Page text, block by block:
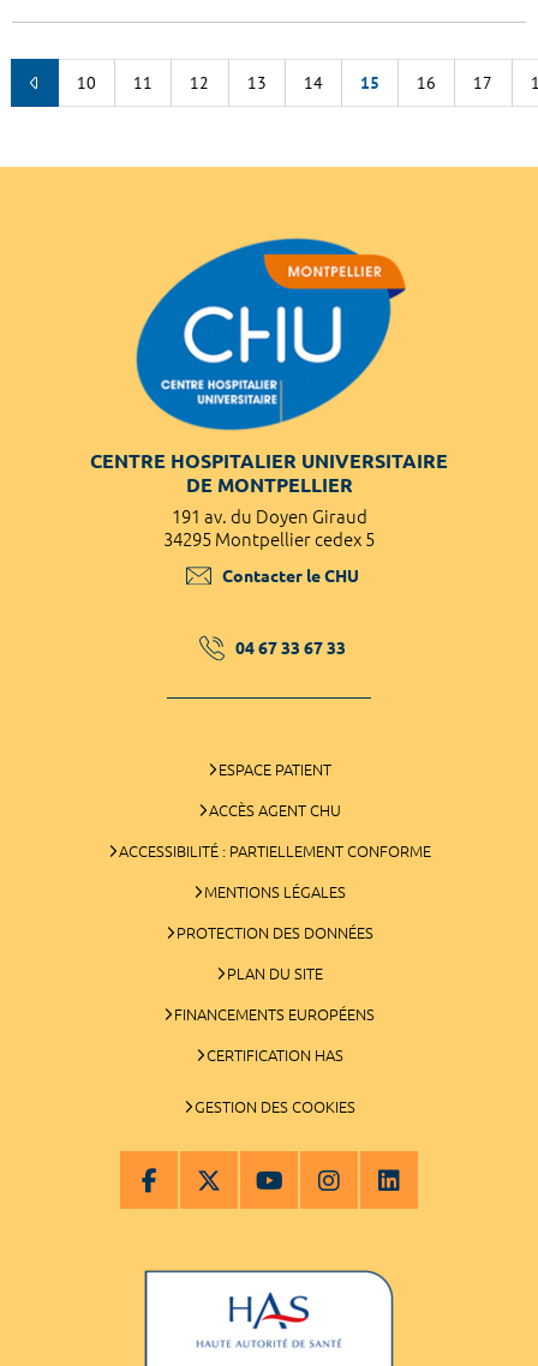
10 11 12 13 14 15 16 17
CENTRE HOSPITALIER UNIVERSITAIRE
DE MONTPELLIER
191 av. du Doyen Giraud
34295 Montpellier cedex 5
Contacter le CHU
04 67 33 67 33
ESPACE PATIENT
ACCÈS AGENT CHU
ACCESSIBILITÉ : PARTIELLEMENT CONFORME
MENTIONS LÉGALES
PROTECTION DES DONNÉES
PLAN DU SITE
FINANCEMENTS EUROPÉENS
CERTIFICATION HAS
GESTION DES COOKIES